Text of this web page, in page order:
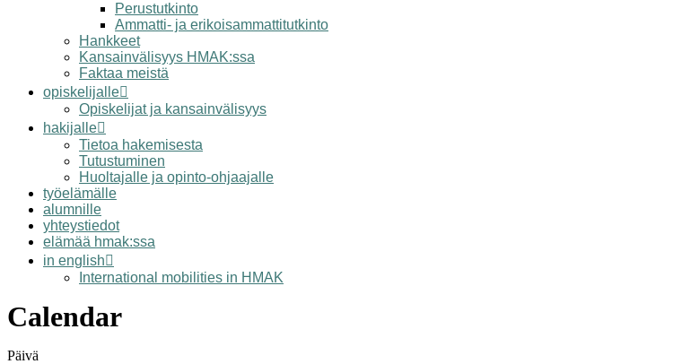
Perustutkinto
Ammatti- ja erikoisammattitutkinto
Hankkeet
Kansainvälisyys HMAK:ssa
Faktaa meistä
opiskelijalle
Opiskelijat ja kansainvälisyys
hakijalle
Tietoa hakemisesta
Tutustuminen
Huoltajalle ja opinto-ohjaajalle
työelämälle
alumnille
yhteystiedot
elämää hmak:ssa
in english
International mobilities in HMAK
Calendar
Päivä